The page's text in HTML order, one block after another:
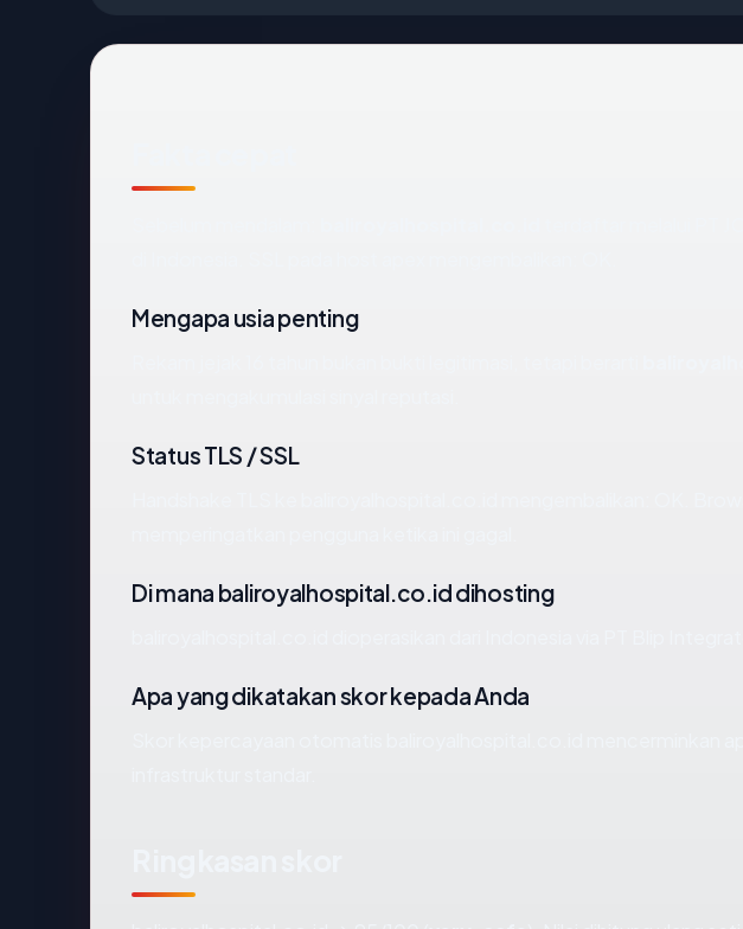
Mengapa usia penting
Status TLS / SSL
Di mana baliroyalhospital.co.id dihosting
Apa yang dikatakan skor kepada Anda